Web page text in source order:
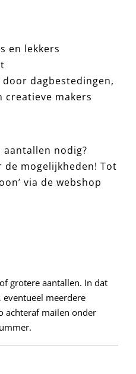
en lekkers
door dagbestedingen,
creatieve makers
aantallen nodig?
de mogelijkheden! Tot
via de webshop
grotere aantallen. In dat
meerdere
achteraf mailen onder